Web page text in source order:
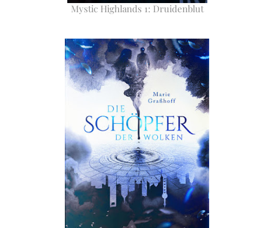
Mystic Highlands 1: Druidenblut